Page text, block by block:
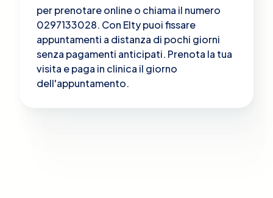
per prenotare online o chiama il numero
0297133028. Con Elty puoi fissare
appuntamenti a distanza di pochi giorni
senza pagamenti anticipati. Prenota la tua
visita e paga in clinica il giorno
dell'appuntamento.